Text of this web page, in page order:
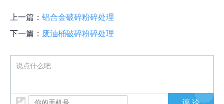
上一篇： 铝合金破碎粉碎处理
下一篇： 废油桶破碎粉碎处理
说点什么吧